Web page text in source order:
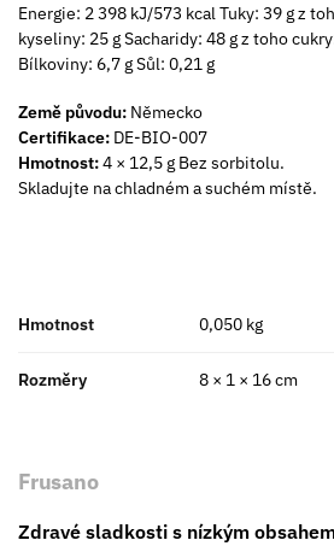
Energie: 2 398 kJ/573 kcal Tuky: 39 g z
kyseliny: 25 g Sacharidy: 48 g z toho
Bílkoviny: 6,7 g Sůl: 0,21 g
Země původu: Německo
Certifikace: DE-BIO-007
Hmotnost:4 × 12,5 g Bez sorbitolu.
Skladujte na chladném a suchém místě.
Hmotnost 0,050 kg
Rozměry 8 × 1 × 16 cm
Frusano
Zdravé sladkosti s nízkým